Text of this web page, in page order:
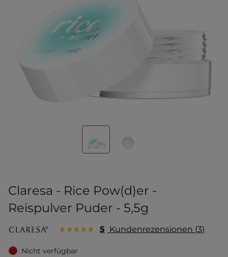
Claresa - Rice Pow(d)er -
Reispulver Puder - 5,5g
5 Kundenrezensionen 3
Nicht verfügbar